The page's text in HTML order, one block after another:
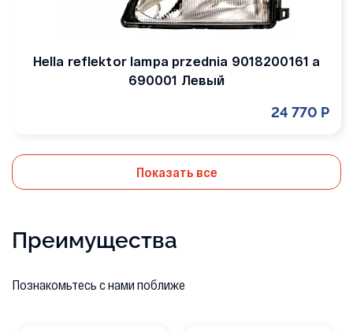
Hella reflektor lampa przednia 9018200161 a
690001 Левый
24 770 Р
Показать все
Преимущества
Познакомьтесь с нами поближе